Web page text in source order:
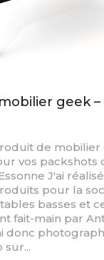
geek –
de mobilier
vos packshots
J'ai
pour la
basses et
fait-main par
donc